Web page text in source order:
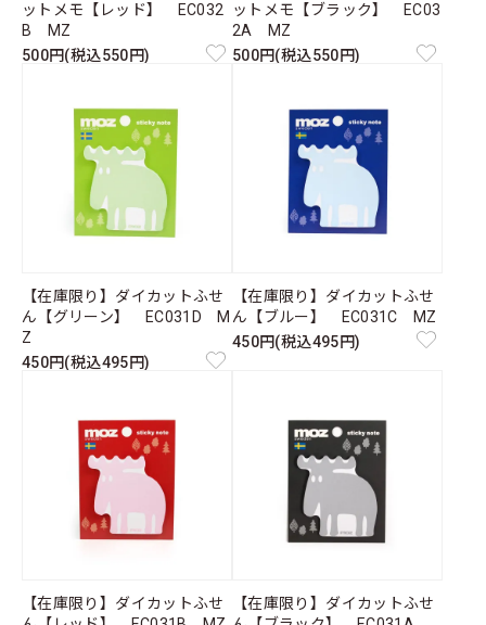
ットメモ【レッド】 EC032
B MZ
500円(税込550円)
ットメモ【ブラック】 EC03
2A MZ
500円(税込550円)
【在庫限り】ダイカットふせ
ん【グリーン】 EC031D M
Z
450円(税込495円)
【在庫限り】ダイカットふせ
ん【ブルー】 EC031C MZ
450円(税込495円)
【在庫限り】ダイカットふせ
【在庫限り】ダイカットふせ